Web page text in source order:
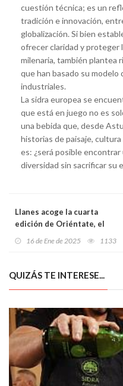
cuestión técnica; es un
tradición e innovación,
globalización. Si bien
ofrecer claridad y proteger
milenaria, también plantea
que han basado su modelo
industriales.
La sidra europea se
que está en juego no es
una bebida que, desde
historias de paisaje,
es: ¿será posible
diversidad sin sacrificar su
Llanes acoge la cuarta
edición de Oriéntate, el
16 de Ene de 2025 1133
QUIZÁS TE INTERESE...